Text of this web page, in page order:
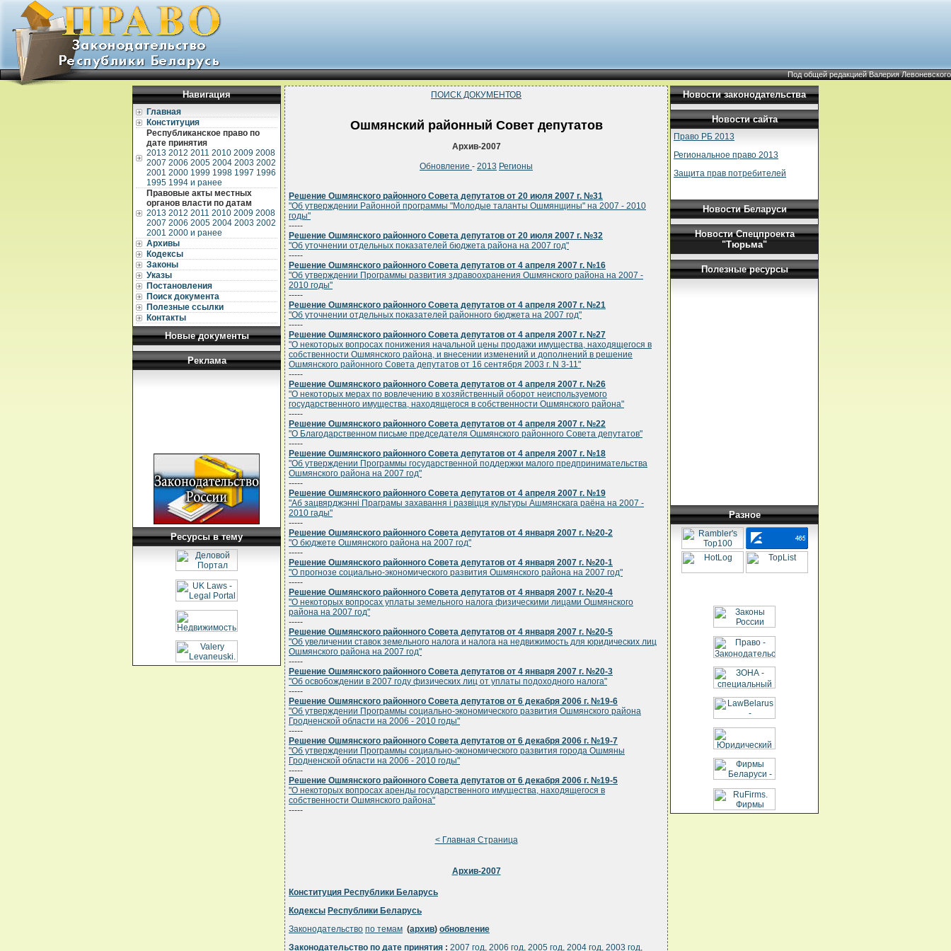
Под общей редакцией Валерия Левоневского
Навигация
Главная
Конституция
Республиканское право по
дате принятия
2013 2012 2011 2010 2009 2008
2007 2006 2005 2004 2003 2002
2001 2000 1999 1998 1997 1996
1995 1994 и ранее
Правовые акты местных
органов власти по датам
2013 2012 2011 2010 2009 2008
2007 2006 2005 2004 2003 2002
2001 2000 и ранее
Архивы
Кодексы
Законы
Указы
Постановления
Поиск документа
Полезные ссылки
Контакты
Новые документы
Реклама
Ресурсы в тему
ПОИСК ДОКУМЕНТОВ
Ошмянский районный Совет депутатов
Архив-2007
Обновление - 2013 Регионы
Решение Ошмянского районного Совета депутатов от 20 июля 2007 г. №31
"Об утверждении Районной программы "Молодые таланты Ошмянщины" на 2007 - 2010
годы"
-----
Решение Ошмянского районного Совета депутатов от 20 июля 2007 г. №32
"Об уточнении отдельных показателей бюджета района на 2007 год"
-----
Решение Ошмянского районного Совета депутатов от 4 апреля 2007 г. №16
"Об утверждении Программы развития здравоохранения Ошмянского района на 2007 -
2010 годы"
-----
Решение Ошмянского районного Совета депутатов от 4 апреля 2007 г. №21
"Об уточнении отдельных показателей районного бюджета на 2007 год"
-----
Решение Ошмянского районного Совета депутатов от 4 апреля 2007 г. №27
"О некоторых вопросах понижения начальной цены продажи имущества, находящегося в
собственности Ошмянского района, и внесении изменений и дополнений в решение
Ошмянского районного Совета депутатов от 16 сентября 2003 г. N 3-11"
-----
Решение Ошмянского районного Совета депутатов от 4 апреля 2007 г. №26
"О некоторых мерах по вовлечению в хозяйственный оборот неиспользуемого
государственного имущества, находящегося в собственности Ошмянского района"
-----
Решение Ошмянского районного Совета депутатов от 4 апреля 2007 г. №22
"О Благодарственном письме председателя Ошмянского районного Совета депутатов"
-----
Решение Ошмянского районного Совета депутатов от 4 апреля 2007 г. №18
"Об утверждении Программы государственной поддержки малого предпринимательства
Ошмянского района на 2007 год"
-----
Решение Ошмянского районного Совета депутатов от 4 апреля 2007 г. №19
"Аб зацвярджэннi Праграмы захавання i развiцця культуры Ашмянскага раёна на 2007 -
2010 гады"
-----
Решение Ошмянского районного Совета депутатов от 4 января 2007 г. №20-2
"О бюджете Ошмянского района на 2007 год"
-----
Решение Ошмянского районного Совета депутатов от 4 января 2007 г. №20-1
"О прогнозе социально-экономического развития Ошмянского района на 2007 год"
-----
Решение Ошмянского районного Совета депутатов от 4 января 2007 г. №20-4
"О некоторых вопросах уплаты земельного налога физическими лицами Ошмянского
района на 2007 год"
-----
Решение Ошмянского районного Совета депутатов от 4 января 2007 г. №20-5
"Об увеличении ставок земельного налога и налога на недвижимость для юридических лиц
Ошмянского района на 2007 год"
-----
Решение Ошмянского районного Совета депутатов от 4 января 2007 г. №20-3
"Об освобождении в 2007 году физических лиц от уплаты подоходного налога"
-----
Решение Ошмянского районного Совета депутатов от 6 декабря 2006 г. №19-6
"Об утверждении Программы социально-экономического развития Ошмянского района
Гродненской области на 2006 - 2010 годы"
-----
Решение Ошмянского районного Совета депутатов от 6 декабря 2006 г. №19-7
"Об утверждении Программы социально-экономического развития города Ошмяны
Гродненской области на 2006 - 2010 годы"
-----
Решение Ошмянского районного Совета депутатов от 6 декабря 2006 г. №19-5
"О некоторых вопросах аренды государственного имущества, находящегося в
собственности Ошмянского района"
-----
< Главная Страница
Архив-2007
Конституция Республики Беларусь
Кодексы Республики Беларусь
Законодательство по темам (архив) обновление
Законодательство по дате принятия : 2007 год, 2006 год, 2005 год, 2004 год, 2003 год,
Новости законодательства
Новости сайта
Право РБ 2013
Региональное право 2013
Защита прав потребителей
Новости Беларуси
Новости Спецпроекта
"Тюрьма"
Полезные ресурсы
Разное